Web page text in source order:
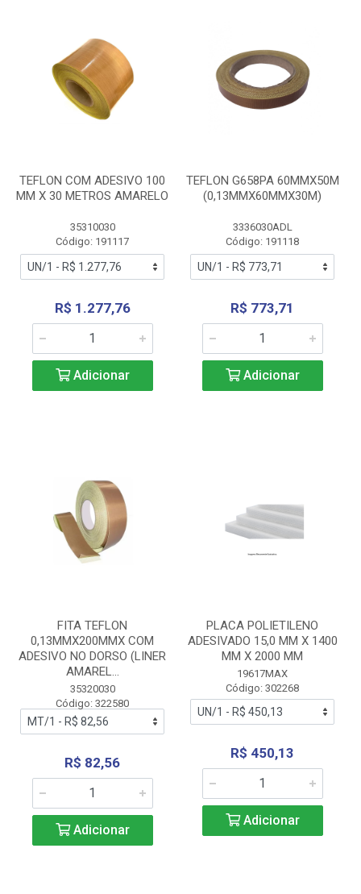
TEFLON COM ADESIVO 100
MM X 30 METROS AMARELO
35310030
Código: 191117
R$ 1.277,76
Adicionar
TEFLON G658PA 60MMX50M
(0,13MMX60MMX30M)
3336030ADL
Código: 191118
R$ 773,71
Adicionar
FITA TEFLON
0,13MMX200MMX COM
ADESIVO NO DORSO (LINER
AMAREL...
35320030
Código: 322580
R$ 82,56
Adicionar
PLACA POLIETILENO
ADESIVADO 15,0 MM X 1400
MM X 2000 MM
19617MAX
Código: 302268
R$ 450,13
Adicionar